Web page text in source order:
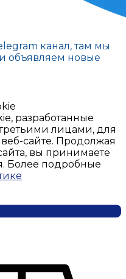
канал, там мы
объявляем новые
разработанные
лицами, для
сайте. Продолжая
вы принимаете
Более подробные